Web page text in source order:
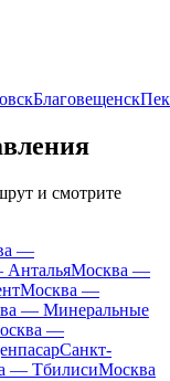
Благовещенск
и смотрите
—
Москва —
Москва —
— Минеральные
—
Санкт-
— ТбилисиМосква